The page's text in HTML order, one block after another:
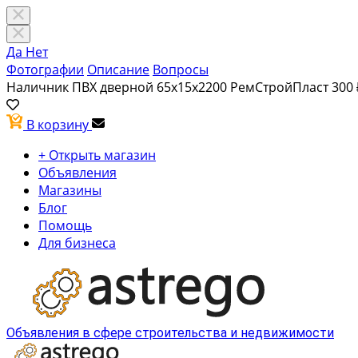
Да Нет
Фотографии Описание Вопросы
Наличник ПВХ дверной 65x15x2200 РемСтройПласт300
В корзину
+ Открыть магазин
Объявления
Магазины
Блог
Помощь
Для бизнеса
Объявления в сфере строительства и недвижимости